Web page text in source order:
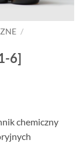
/
6]
chemiczny